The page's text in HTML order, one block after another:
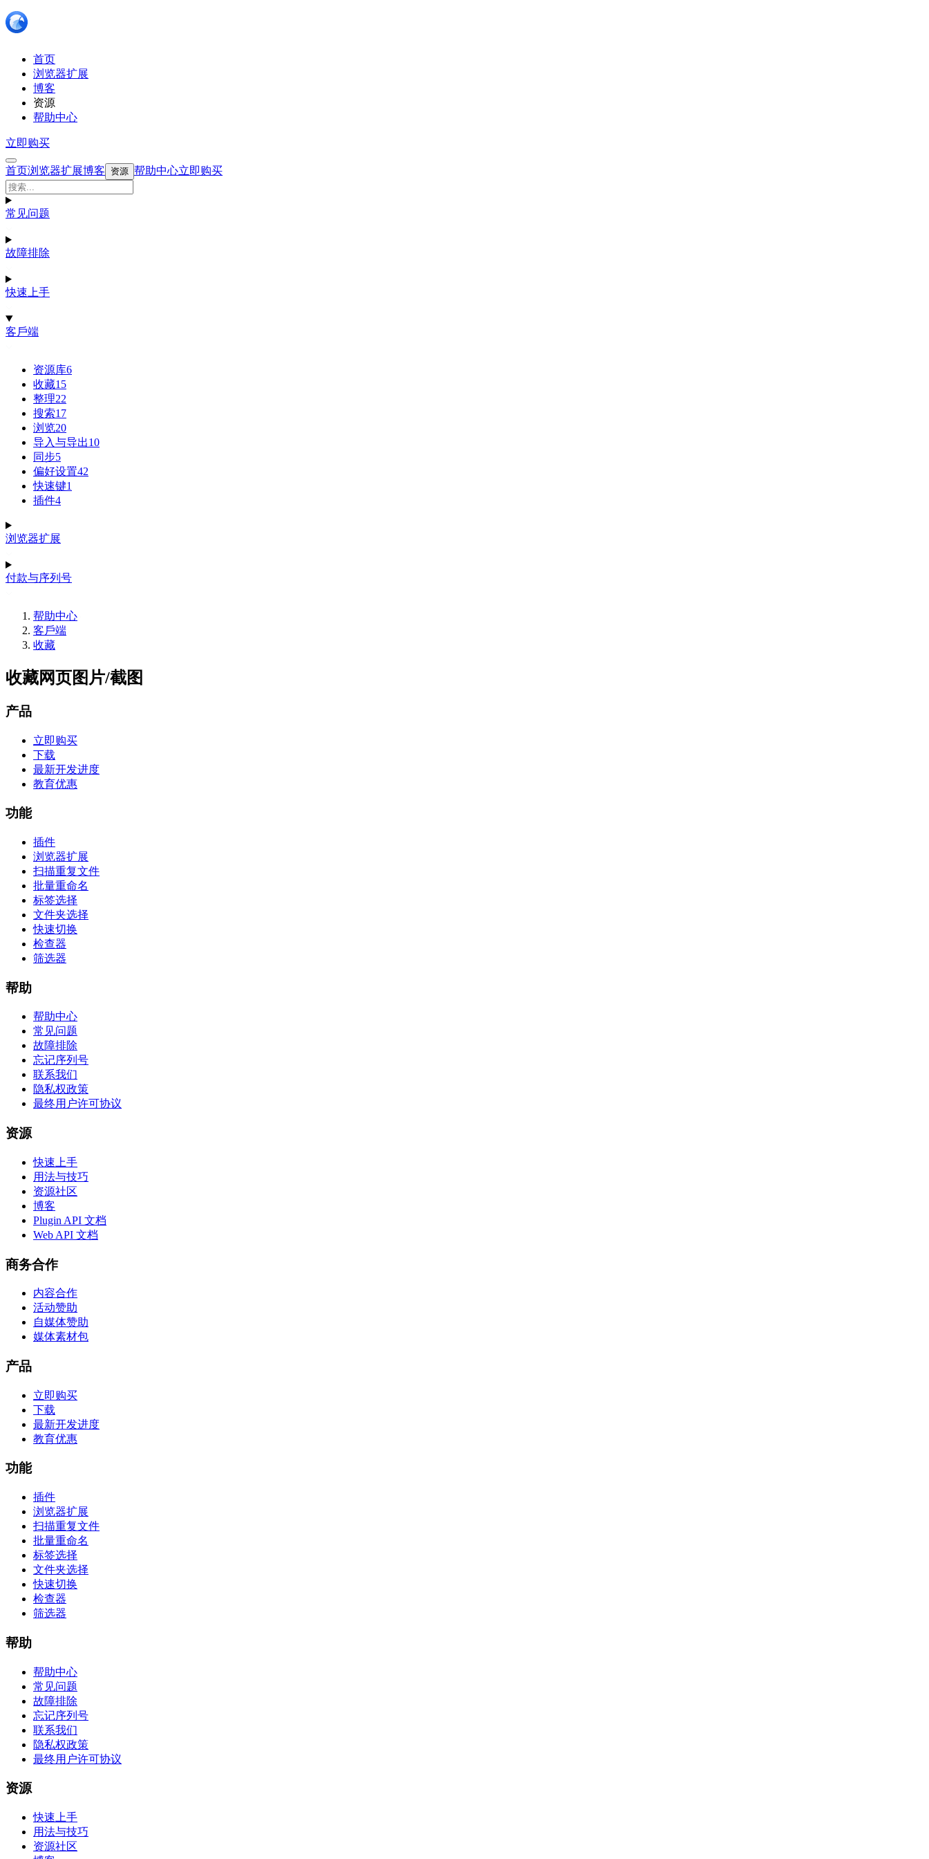
首页
浏览器扩展
博客
资源
帮助中心
立即购买
首页浏览器扩展博客 资源 帮助中心立即购买
常见问题
故障排除
快速上手
客戶端
资源库6
收藏15
整理22
搜索17
浏览20
导入与导出10
同步5
偏好设置42
快速键1
插件4
浏览器扩展
付款与序列号
帮助中心
客戶端
收藏
收藏网页图片/截图
产品
立即购买
下载
最新开发进度
教育优惠
功能
插件
浏览器扩展
扫描重复文件
批量重命名
标签选择
文件夹选择
快速切换
检查器
筛选器
帮助
帮助中心
常见问题
故障排除
忘记序列号
联系我们
隐私权政策
最终用户许可协议
资源
快速上手
用法与技巧
资源社区
博客
Plugin API 文档
Web API 文档
商务合作
内容合作
活动赞助
自媒体赞助
媒体素材包
产品
立即购买
下载
最新开发进度
教育优惠
功能
插件
浏览器扩展
扫描重复文件
批量重命名
标签选择
文件夹选择
快速切换
检查器
筛选器
帮助
帮助中心
常见问题
故障排除
忘记序列号
联系我们
隐私权政策
最终用户许可协议
资源
快速上手
用法与技巧
资源社区